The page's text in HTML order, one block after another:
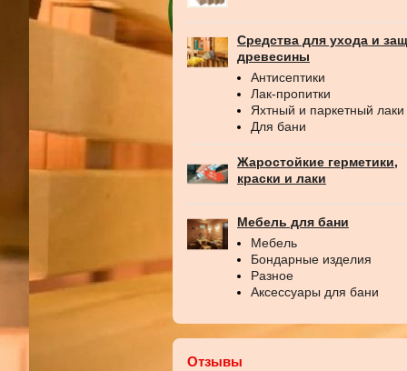
Средства для ухода и
древесины
Антисептики
Лак-пропитки
Яхтный и паркетный лаки
Для бани
Жаростойкие герметики,
краски и лаки
Мебель для бани
Мебель
Бондарные изделия
Разное
Аксессуары для бани
Отзывы